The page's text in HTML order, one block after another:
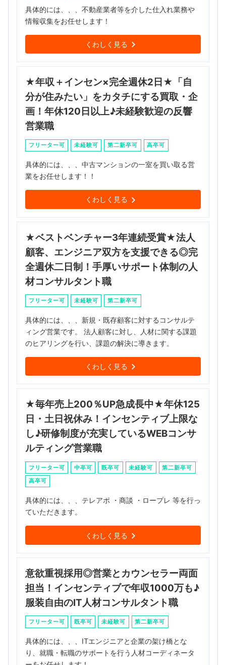
具体的には、、、不動産業者等を介した仕入れ業務や
情報収集をお任せします！
くわしく見る
★年収＋インセン×完全週休2日★「自
分が住みたい」をカタチにする買取・企
画！年休120日以上♪未経験歓迎の反響
営業職
フリーター可 未経験可 第二新卒可 高卒可
具体的には、、、中古マンションの一室を買い取る営
業をお任せします！！
くわしく見る
★ベストベンチャー3年連続受賞★法人
顧客、エンジニア双方を支援できる◎完
全週休二日制！手厚いサポート体制の人
材コンサルタント職
フリーター可 未経験可 第二新卒可
具体的には、、、新規・既存顧客に対するコンサルテ
ィング営業です。 法人顧客に対し、人材に関する課題
のヒアリングを行い、課題の解決に導きます。
くわしく見る
★毎年売上200％UP急成長中★年休125
日・土日祝休み！インセンティブ上限な
し♪研修制度が充実しているWEBコンサ
ルティング営業職
フリーター可 中卒可 既卒可 未経験可
第二新卒可
高卒可
具体的には、、、テレアポ ・商談 ・ロープレ 等を行っ
ていただきます。
くわしく見る
意欲重視採用◎営業とカウンセラー両面
担当！インセンティブで年収1000万も♪
服装自由のIT人材コンサルタント職
フリーター可 既卒可 未経験可 第二新卒可
具体的には、、、ITエンジニアと企業の架け橋とな
り、就職・転職のサポートを行う人材コーディネータ